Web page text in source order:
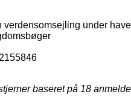
verdensomsejling under
baseret på 18